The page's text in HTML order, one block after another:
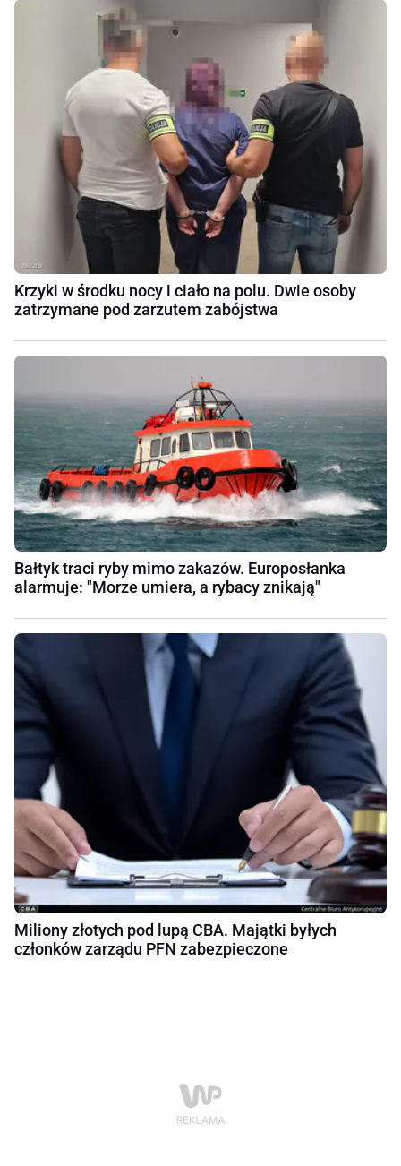
Krzyki w środku nocy i ciało na polu. Dwie osoby
zatrzymane pod zarzutem zabójstwa
Bałtyk traci ryby mimo zakazów. Europosłanka
alarmuje: "Morze umiera, a rybacy znikają"
Miliony złotych pod lupą CBA. Majątki byłych
członków zarządu PFN zabezpieczone